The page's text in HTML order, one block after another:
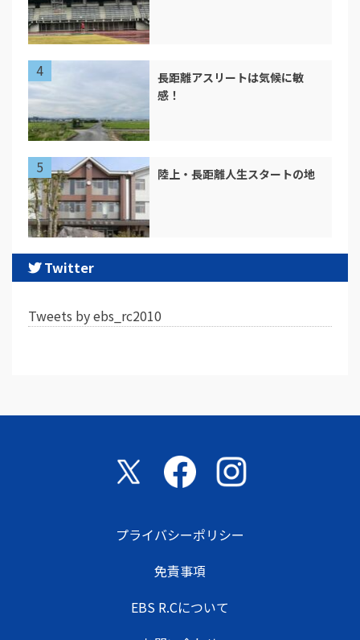
長距離アスリートは気候に敏
感！
陸上・長距離人生スタートの地
Twitter
Tweets by ebs_rc2010
プライバシーポリシー
免責事項
EBS R.Cについて